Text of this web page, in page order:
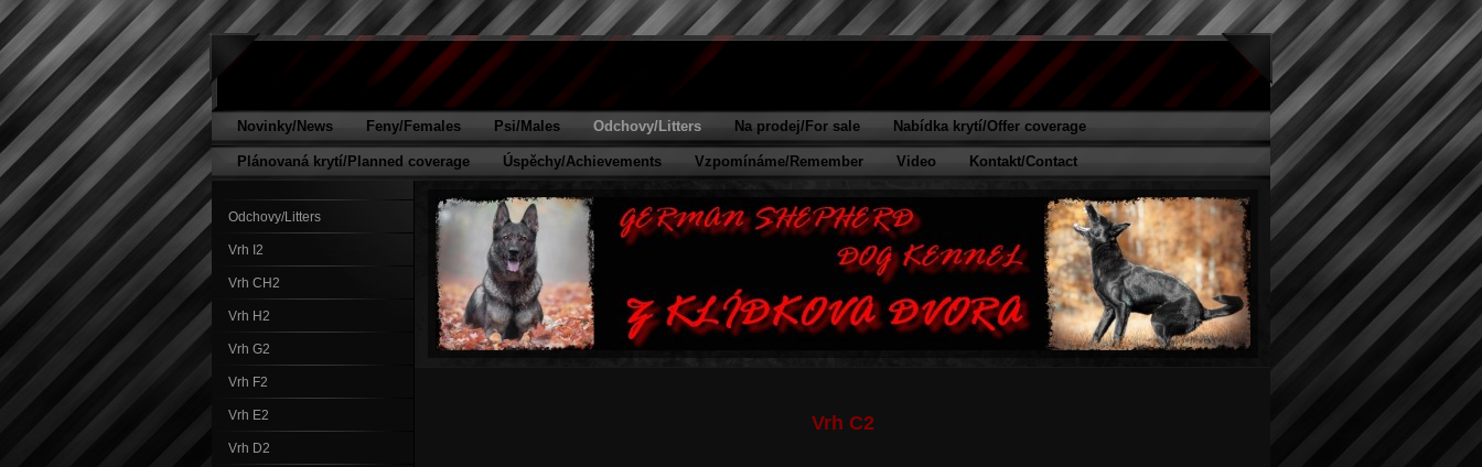
Novinky/News Feny/Females Psi/Males Odchovy/Litters Na prodej/For sale Nabídka krytí/Offer coverage
Plánovaná krytí/Planned coverage Úspěchy/Achievements Vzpomínáme/Remember Video Kontakt/Contact
Odchovy/Litters
Vrh I2
Vrh CH2
Vrh H2
Vrh G2
Vrh F2
Vrh E2
Vrh D2
Vrh C2